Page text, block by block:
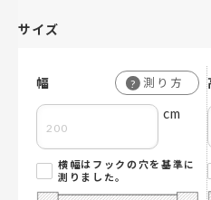
サイズ
幅 ? 測り方
cm
横幅はフックの穴を基準に
測りました。